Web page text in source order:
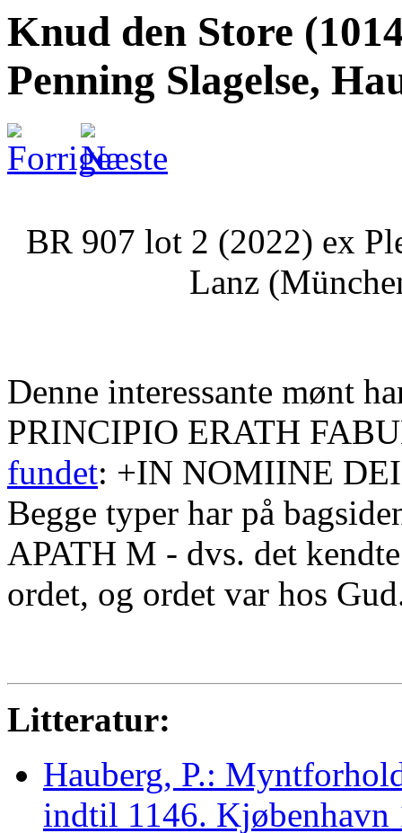
Knud den Store
Penning Slagelse,
BR 907 lot 2 (2022) ex
Lanz
Denne interessante mønt
PRINCIPIO ERATH
fundet: +IN NOMIINE
Begge typer har på
APATH M - dvs. det
ordet, og ordet var hos
Litteratur:
Hauberg, P.:
indtil 1146. Kjøbenhavn